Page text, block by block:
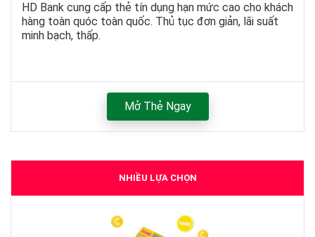
HD Bank cung cấp thẻ tín dụng hạn mức cao cho khách
hàng toàn quóc toàn quốc. Thủ tục đơn giản, lãi suất
minh bạch, thấp.
Mở Thẻ Ngay
NHIỀU LỰA CHỌN